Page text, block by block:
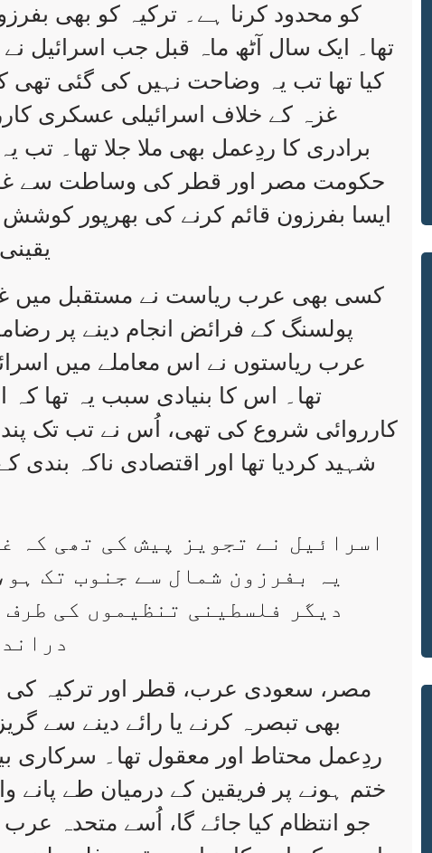
کو محدود کرنا ہے۔ ترکیہ کو بھی
تھا۔ ایک سال آٹھ ماہ قبل جب اسرائیل
کیا تھا تب یہ وضاحت نہیں کی گئی تھی
غزہ کے خلاف اسرائیلی عسکری
برادری کا ردِعمل بھی ملا جلا تھا۔ تب
حکومت مصر اور قطر کی وساطت سے غزہ
ایسا بفرزون قائم کرنے کی بھرپور
کسی بھی عرب ریاست نے مستقبل میں
پولسنگ کے فرائض انجام دینے پر
عرب ریاستوں نے اس معاملے میں
تھا۔ اس کا بنیادی سبب یہ تھا
کارروائی شروع کی تھی، اُس نے تب تک
شہید کردیا تھا اور اقتصادی ناکہ
اسرائیل نے تجویز پیش کی تھی کہ
یہ بفرزون شمال سے جنوب تک
دیگر فلسطینی تنظیموں کی
مصر، سعودی عرب، قطر اور ترکیہ کی
بھی تبصرہ کرنے یا رائے دینے سے
ردِعمل محتاط اور معقول تھا۔ سرکاری
ختم ہونے پر فریقین کے درمیان طے
جو انتظام کیا جائے گا، اُسے متحدہ